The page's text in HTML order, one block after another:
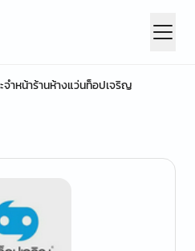
ำหน้าร้านห้างแว่นท็อปเจริญ